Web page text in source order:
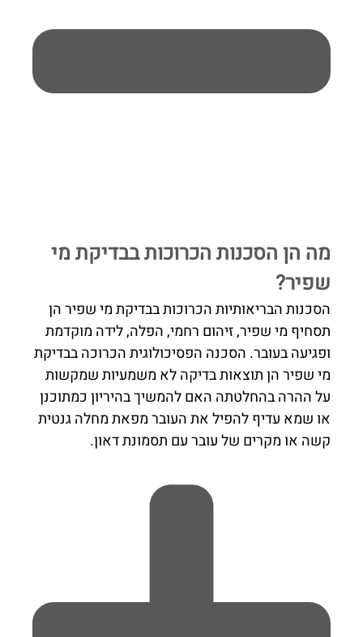
מה הן הסכנות הכרוכות בבדיקת מי
שפיר?
הסכנות הבריאותיות הכרוכות בבדיקת מי שפיר הן
תסחיף מי שפיר, זיהום רחמי, הפלה, לידה מוקדמת
ופגיעה בעובר. הסכנה הפסיכולוגית הכרוכה בבדיקת
מי שפיר הן תוצאות בדיקה לא משמעיות שמקשות
על ההרה בהחלטתה האם להמשיך בהיריון כמתוכנן
או שמא עדיף להפיל את העובר מפאת מחלה גנטית
קשה או מקרים של עובר עם תסמונת דאון.